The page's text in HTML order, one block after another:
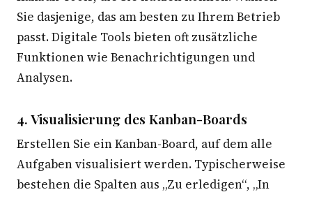
Sie dasjenige, das am besten zu Ihrem Betrieb
passt. Digitale Tools bieten oft zusätzliche
Funktionen wie Benachrichtigungen und
Analysen.
4. Visualisierung des Kanban-Boards
Erstellen Sie ein Kanban-Board, auf dem alle
Aufgaben visualisiert werden. Typischerweise
bestehen die Spalten aus „Zu erledigen“, „In